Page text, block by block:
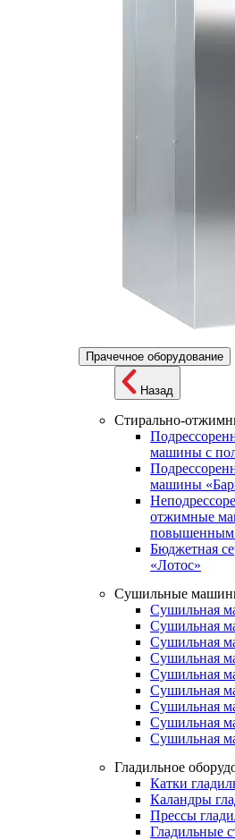
Прачечное оборудование
Назад
Стирально-
машины с
машины
отжимные
Бюджетная
«Лотос»
Сушильные
Сушильная
Сушильная
Сушильная
Сушильная
Сушильная
Сушильная
Сушильная
Сушильная
Сушильная
Гладильное
Катки
Каландры
Прессы
Гладильные